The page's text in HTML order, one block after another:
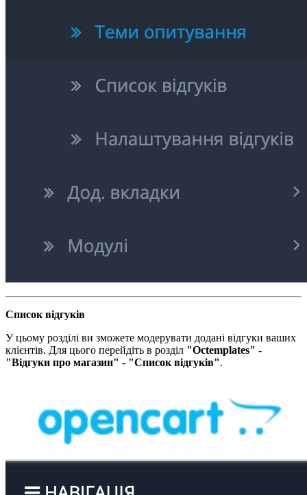
Список відгуків​
У цьому розділі ви зможете модерувати додані відгуки ваших
клієнтів. Для цього перейдіть в розділ "Octemplates" -
"Відгуки про магазин" - "Список відгуків".